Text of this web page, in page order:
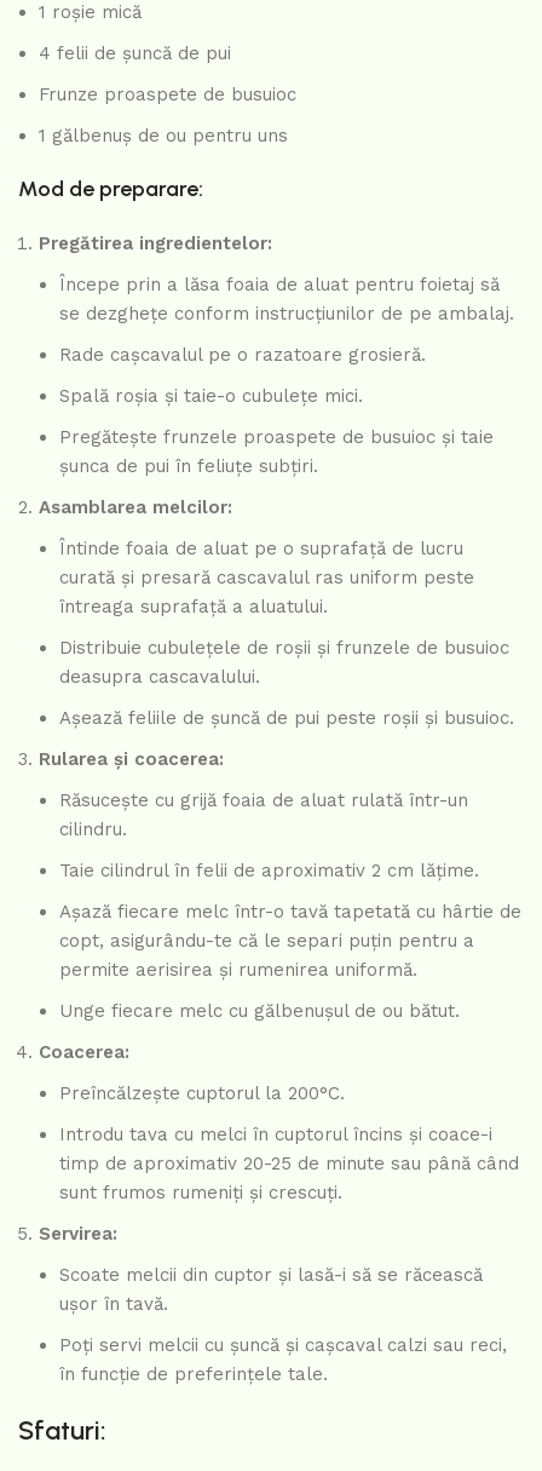
1 roșie mică
4 felii de șuncă de pui
Frunze proaspete de busuioc
1 gălbenuș de ou pentru uns
Mod de preparare:
Pregătirea ingredientelor:
Începe prin a lăsa foaia de aluat pentru foietaj să
se dezghețe conform instrucțiunilor de pe ambalaj.
Rade cașcavalul pe o razatoare grosieră.
Spală roșia și taie-o cubulețe mici.
Pregătește frunzele proaspete de busuioc și taie
șunca de pui în feliuțe subțiri.
Asamblarea melcilor:
Întinde foaia de aluat pe o suprafață de lucru
curată și presară cascavalul ras uniform peste
întreaga suprafață a aluatului.
Distribuie cubulețele de roșii și frunzele de busuioc
deasupra cascavalului.
Așează feliile de șuncă de pui peste roșii și busuioc.
Rularea și coacerea:
Răsucește cu grijă foaia de aluat rulată într-un
cilindru.
Taie cilindrul în felii de aproximativ 2 cm lățime.
Așază fiecare melc într-o tavă tapetată cu hârtie de
copt, asigurându-te că le separi puțin pentru a
permite aerisirea și rumenirea uniformă.
Unge fiecare melc cu gălbenușul de ou bătut.
Coacerea:
Preîncălzește cuptorul la 200°C.
Introdu tava cu melci în cuptorul încins și coace-i
timp de aproximativ 20-25 de minute sau până când
sunt frumos rumeniți și crescuți.
Servirea:
Scoate melcii din cuptor și lasă-i să se răcească
ușor în tavă.
Poți servi melcii cu șuncă și cașcaval calzi sau reci,
în funcție de preferințele tale.
Sfaturi: